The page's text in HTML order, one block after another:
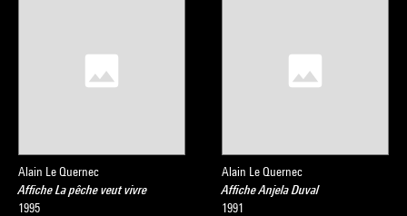
Alain Le Quernec
Affiche La pêche veut vivre
1995
Alain Le Quernec
Affiche Anjela Duval
1991